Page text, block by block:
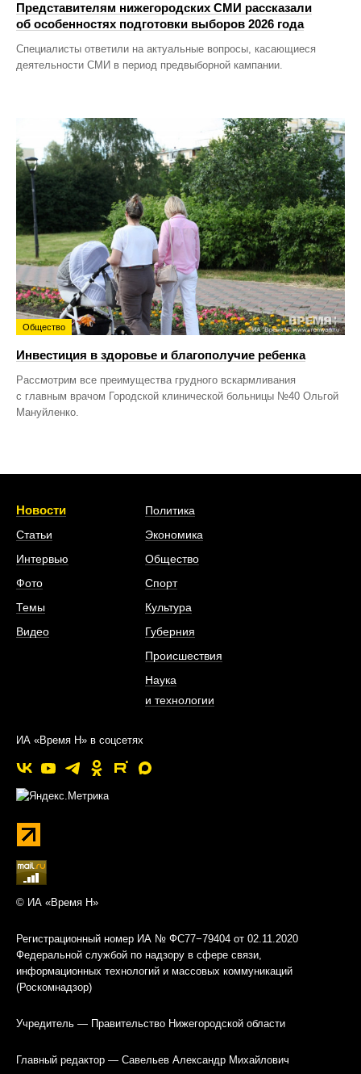
Представителям нижегородских СМИ рассказали
об особенностях подготовки выборов 2026 года
Специалисты ответили на актуальные вопросы, касающиеся
деятельности СМИ в период предвыборной кампании.
Общество
Инвестиция в здоровье и благополучие ребенка
Рассмотрим все преимущества грудного вскармливания
с главным врачом Городской клинической больницы №40 Ольгой
Мануйленко.
Новости
Статьи
Интервью
Фото
Темы
Видео
Политика
Экономика
Общество
Спорт
Культура
Губерния
Происшествия
Наука
и технологии
ИА «Время Н» в соцсетях
© ИА «Время Н»
Регистрационный номер ИА № ФС77−79404 от 02.11.2020
Федеральной службой по надзору в сфере связи,
информационных технологий и массовых коммуникаций
(Роскомнадзор)
Учредитель — Правительство Нижегородской области
Главный редактор — Савельев Александр Михайлович